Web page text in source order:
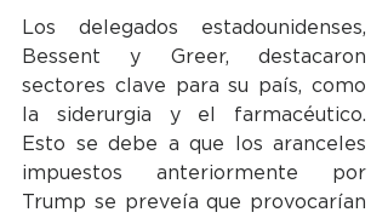
Los delegados estadounidenses,
Bessent y Greer, destacaron
sectores clave para su país, como
la siderurgia y el farmacéutico.
Esto se debe a que los aranceles
impuestos anteriormente por
Trump se preveía que provocarían